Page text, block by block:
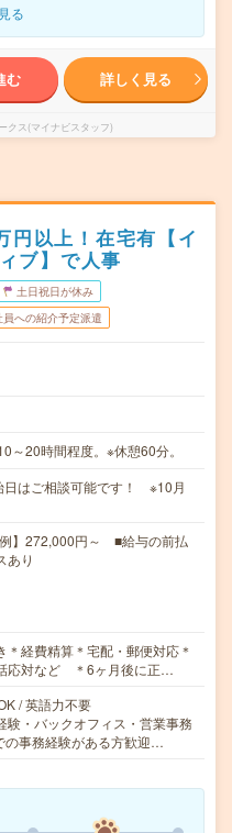
る
む 詳しく見る
クス(マイナビスタッフ)
円以上！在宅有【イ
ブ】で人事
土日祝日が休み
員への紹介予定派遣
20時間程度。※休憩60分。
はご相談可能です！ ※10月
】272,000円～ ■給与の前払
あり
＊経費精算＊宅配・郵便対応＊
応対など ＊6ヶ月後に正…
/ 英語力不要
・バックオフィス・営業事務
事務経験がある方歓迎…